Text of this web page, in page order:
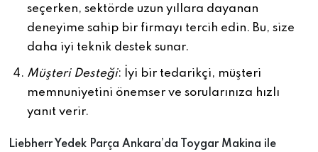
seçerken, sektörde uzun yıllara dayanan
deneyime sahip bir firmayı tercih edin. Bu, size
daha iyi teknik destek sunar.
Müşteri Desteği: İyi bir tedarikçi, müşteri
memnuniyetini önemser ve sorularınıza hızlı
yanıt verir.
Liebherr Yedek Parça Ankara’da Toygar Makina ile